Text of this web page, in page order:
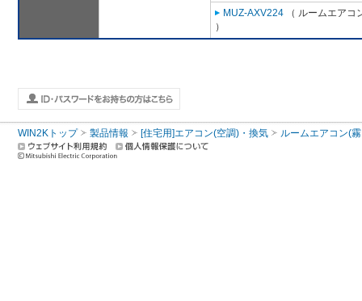
MUZ-AXV224 （ ルームエアコ
）
WIN2Kトップ 製品情報 [住宅用]エアコン(空調)・換気 ルームエアコン(